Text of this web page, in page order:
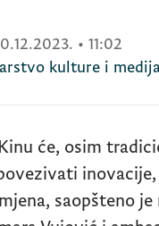
• 11:02
kulture i
će, osim
saopšteno